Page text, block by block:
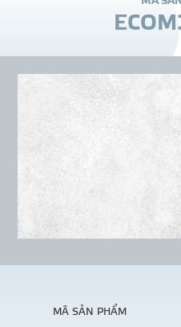
ECOM
MÃ SẢN PHẨM